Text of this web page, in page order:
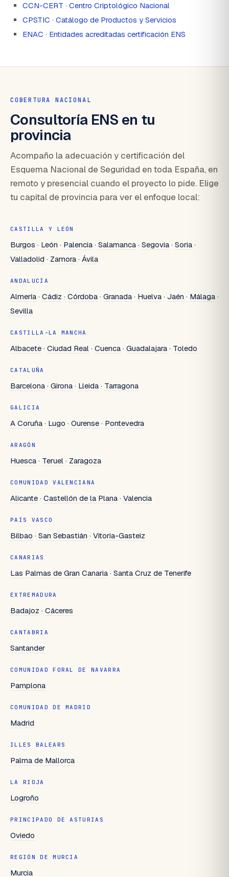
CCN-CERT · Centro Criptológico Nacional
CPSTIC · Catálogo de Productos y Servicios
ENAC · Entidades acreditadas certificación ENS
COBERTURA NACIONAL
Consultoría ENS en tu
provincia
Acompaño la adecuación y certificación del
Esquema Nacional de Seguridad en toda España, en
remoto y presencial cuando el proyecto lo pide. Elige
tu capital de provincia para ver el enfoque local:
CASTILLA Y LEÓN
Burgos · León · Palencia · Salamanca · Segovia · Soria ·
Valladolid · Zamora · Ávila
ANDALUCÍA
Almería · Cádiz · Córdoba · Granada · Huelva · Jaén · Málaga ·
Sevilla
CASTILLA-LA MANCHA
Albacete · Ciudad Real · Cuenca · Guadalajara · Toledo
CATALUÑA
Barcelona · Girona · Lleida · Tarragona
GALICIA
A Coruña · Lugo · Ourense · Pontevedra
ARAGÓN
Huesca · Teruel · Zaragoza
COMUNIDAD VALENCIANA
Alicante · Castellón de la Plana · Valencia
PAÍS VASCO
Bilbao · San Sebastián · Vitoria-Gasteiz
CANARIAS
Las Palmas de Gran Canaria · Santa Cruz de Tenerife
EXTREMADURA
Badajoz · Cáceres
CANTABRIA
Santander
COMUNIDAD FORAL DE NAVARRA
Pamplona
COMUNIDAD DE MADRID
Madrid
ILLES BALEARS
Palma de Mallorca
LA RIOJA
Logroño
PRINCIPADO DE ASTURIAS
Oviedo
REGIÓN DE MURCIA
Murcia